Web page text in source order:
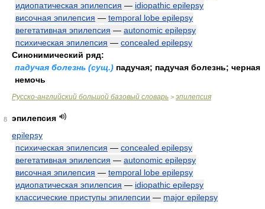
идиопатическая эпилепсия — idiopathic epilepsy
височная эпилепсия — temporal lobe epilepsy
вегетативная эпилепсия — autonomic epilepsy
психическая эпилепсия — concealed epilepsy
Синонимический ряд:
падучая болезнь (сущ.) падучая; падучая болезнь; черная
немочь
Русско-английский большой базовый словарь > эпилепсия
8
эпилепсия
epilepsy
психическая эпилепсия — concealed epilepsy
вегетативная эпилепсия — autonomic epilepsy
височная эпилепсия — temporal lobe epilepsy
идиопатическая эпилепсия — idiopathic epilepsy
классические приступы эпилепсии — major epilepsy